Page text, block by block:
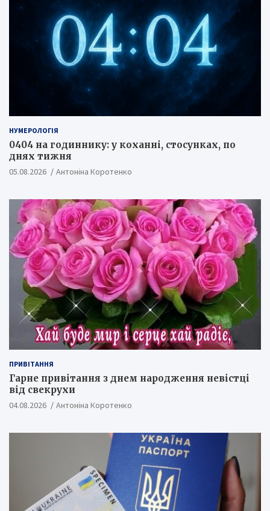
НУМЕРОЛОГІЯ
0404 на годиннику: у коханні, стосунках, по
днях тижня
05.08.2026 Антоніна Коротенко
ПРИВІТАННЯ
Гарне привітання з днем народження невістці
від свекрухи
04.08.2026 Антоніна Коротенко